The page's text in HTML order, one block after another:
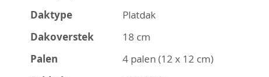
Daktype
Platdak
Dakoverstek
18 cm
Palen
4 palen (12 x 12 cm)